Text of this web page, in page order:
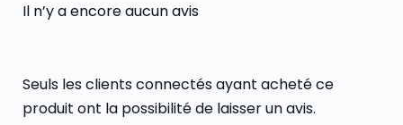
Il n’y a encore aucun avis
Seuls les clients connectés ayant acheté ce
produit ont la possibilité de laisser un avis.